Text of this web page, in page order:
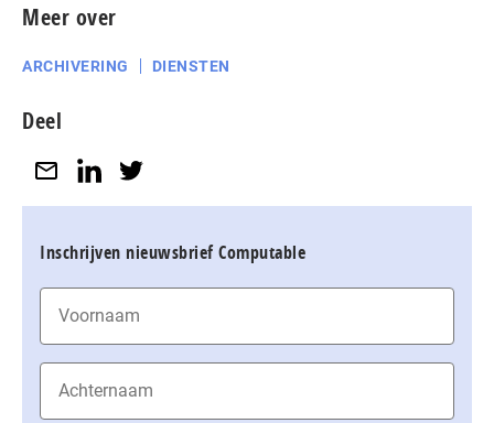
Meer over
ARCHIVERING DIENSTEN
Deel
Inschrijven nieuwsbrief Computable